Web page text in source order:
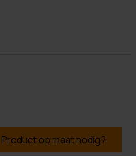
Product op maat nodig?